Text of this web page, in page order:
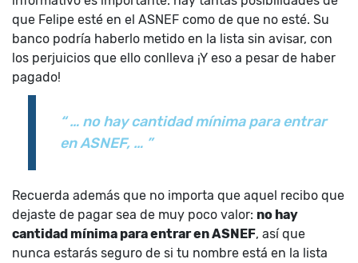
que Felipe esté en el ASNEF como de que no esté. Su
banco podría haberlo metido en la lista sin avisar, con
los perjuicios que ello conlleva ¡Y eso a pesar de haber
pagado!
“ … no hay cantidad mínima para entrar
en ASNEF, … ”
Recuerda además que no importa que aquel recibo que
dejaste de pagar sea de muy poco valor: no hay
cantidad mínima para entrar en ASNEF, así que
nunca estarás seguro de si tu nombre está en la lista